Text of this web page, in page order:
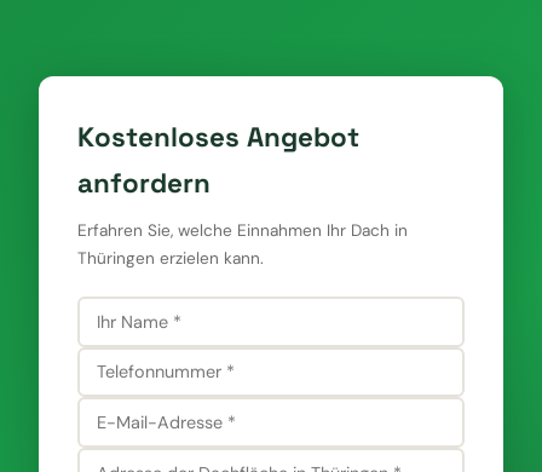
Kostenloses Angebot
anfordern
Erfahren Sie, welche Einnahmen Ihr Dach in
Thüringen erzielen kann.